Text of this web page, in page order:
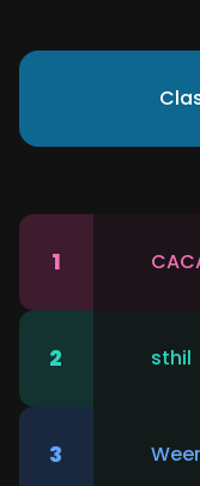
1
2 sthil
3